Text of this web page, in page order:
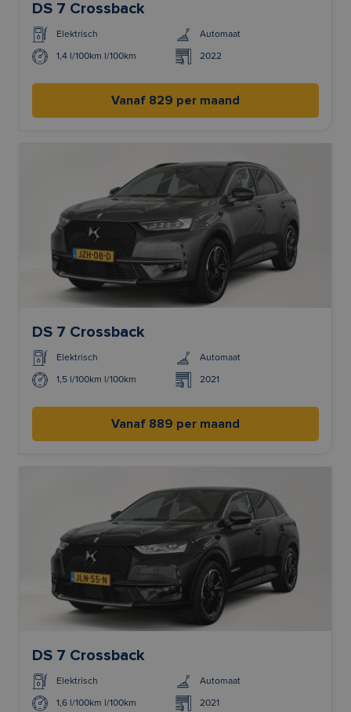
DS 7 Crossback
Elektrisch Automaat
1,4 l/100km l/100km 2022
Vanaf 829 per maand
DS 7 Crossback
Elektrisch Automaat
1,5 l/100km l/100km 2021
Vanaf 889 per maand
DS 7 Crossback
Elektrisch Automaat
1,6 l/100km l/100km 2021